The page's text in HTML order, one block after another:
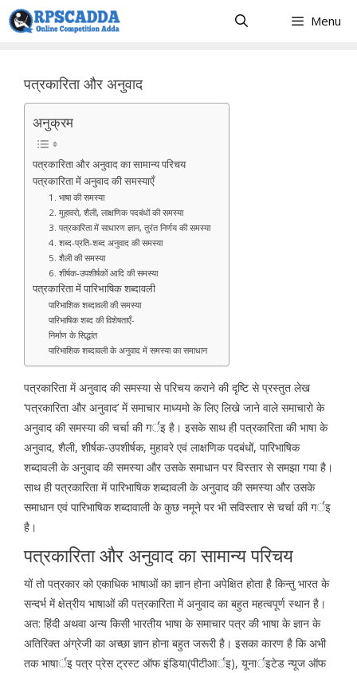
Skip
to
Menu
पत्रकारिता और अनुवाद
अनुक्रम
पत्रकारिता और अनुवाद का सामान्य परिचय
पत्रकारिता में अनुवाद की समस्याएँ
1. भाषा की समस्या
2. मुहावरो, शैली, लाक्षणिक पदबंधों की समस्या
3. पत्रकारिता में साधारण ज्ञान, तुरंत निर्णय की समस्या
4. शब्द-प्रति-शब्द अनुवाद की समस्या
5. शैली की समस्या
6. शीर्षक-उपशीर्षकों आदि की समस्या
पत्रकारिता में पारिभाषिक शब्दावली
पारिभाशिक शब्दावली की समस्या
पारिभाषिक शब्द की विशेषताएँ-
निर्माण के सिद्धांत
पारिभाशिक शब्दावली के अनुवाद में समस्या का समाधान
पत्रकारिता में अनुवाद की समस्या से परिचय कराने की दृष्टि से प्रस्तुत लेख
‘पत्रकारिता और अनुवाद’ में समाचार माध्यमो के लिए लिखे जाने वाले समाचारो के
अनुवाद की समस्या की चर्चा की गर्इ है। इसके साथ ही पत्रकारिता की भाषा के
अनुवाद, शैली, शीर्षक-उपशीर्षक, मुहावरे एवं लाक्षणिक पदबंधों, पारिभाषिक
शब्दावली के अनुवाद की समस्या और उसके समाधान पर विस्तार से समझा गया है।
साथ ही पत्रकारिता में पारिभाषिक शब्दावली के अनुवाद की समस्या और उसके
समाधान एवं पारिभाषिक शब्दावाली के कुछ नमूने पर भी सविस्तार से चर्चा की गर्इ
है।
पत्रकारिता और अनुवाद का सामान्य परिचय
यों तो पत्रकार को एकाधिक भाषाओं का ज्ञान होना अपेक्षित होता है किन्तु भारत के
सन्दर्भ में क्षेत्रीय भाषाओं की पत्रकारिता में अनुवाद का बहुत महत्वपूर्ण स्थान है।
अत: हिंदी अथवा अन्य किसी भारतीय भाषा के समाचार पत्र की भाषा के ज्ञान के
अतिरिक्त अंग्रेजी का अच्छा ज्ञान होना बहुत जरूरी है। इसका कारण है कि अभी
तक भाषार्इ पत्र प्रेस ट्रस्ट ऑफ इंडिया(पीटीआर्इ), यूनार्इटेड न्यूज ऑफ